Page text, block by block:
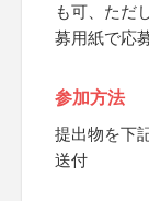
も可、ただ
募用紙で応
参加方法
提出物を下
送付